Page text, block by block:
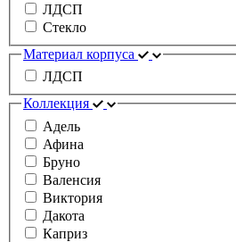
ЛДСП
Стекло
Материал корпуса
ЛДСП
Коллекция
Адель
Афина
Бруно
Валенсия
Виктория
Дакота
Каприз